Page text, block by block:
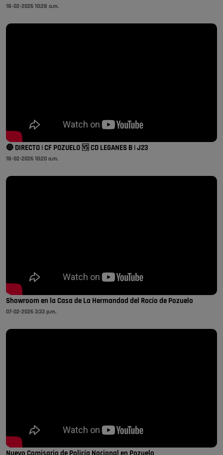
18-02-2026 10:28 a.m.
🔴 DIRECTO | CF POZUELO 🆚 CD LEGANES B | J23
18-02-2026 10:20 a.m.
Showroom en la Casa de La Hermandad del Rocío de Pozuelo
07-02-2026 3:33 p.m.